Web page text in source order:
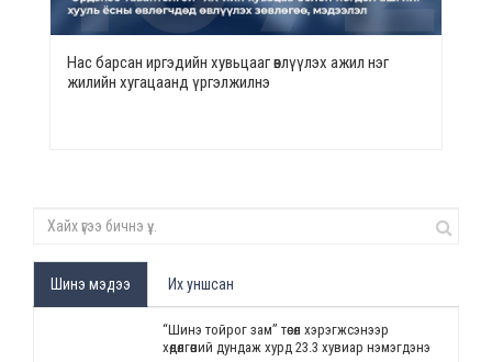
Нас барсан иргэдийн хувьцааг өвлүүлэх ажил нэг
жилийн хугацаанд үргэлжилнэ
Шинэ мэдээ Их уншсан
“Шинэ тойрог зам” төсөл хэрэгжсэнээр
хөдөлгөөний дундаж хурд 23.3 хувиар нэмэгдэнэ